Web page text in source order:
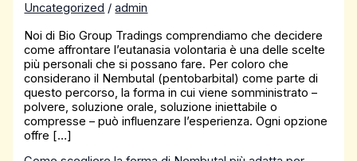
Uncategorized /admin
Noi di Bio Group Tradings comprendiamo che decidere
come affrontare l’eutanasia volontaria è una delle scelte
più personali che si possano fare. Per coloro che
considerano il Nembutal (pentobarbital) come parte di
questo percorso, la forma in cui viene somministrato –
polvere, soluzione orale, soluzione iniettabile o
compresse – può influenzare l’esperienza. Ogni opzione
offre […]